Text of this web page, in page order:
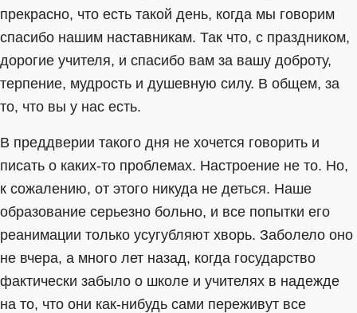
прекрасно, что есть такой день, когда мы говорим
спасибо нашим наставникам. Так что, с праздником,
дорогие учителя, и спасибо вам за вашу доброту,
терпение, мудрость и душевную силу. В общем, за
то, что вы у нас есть.
В преддверии такого дня не хочется говорить и
писать о каких-то проблемах. Настроение не то. Но,
к сожалению, от этого никуда не деться. Наше
образование серьезно больно, и все попытки его
реанимации только усугубляют хворь. Заболело оно
не вчера, а много лет назад, когда государство
фактически забыло о школе и учителях в надежде
на то, что они как-нибудь сами переживут все